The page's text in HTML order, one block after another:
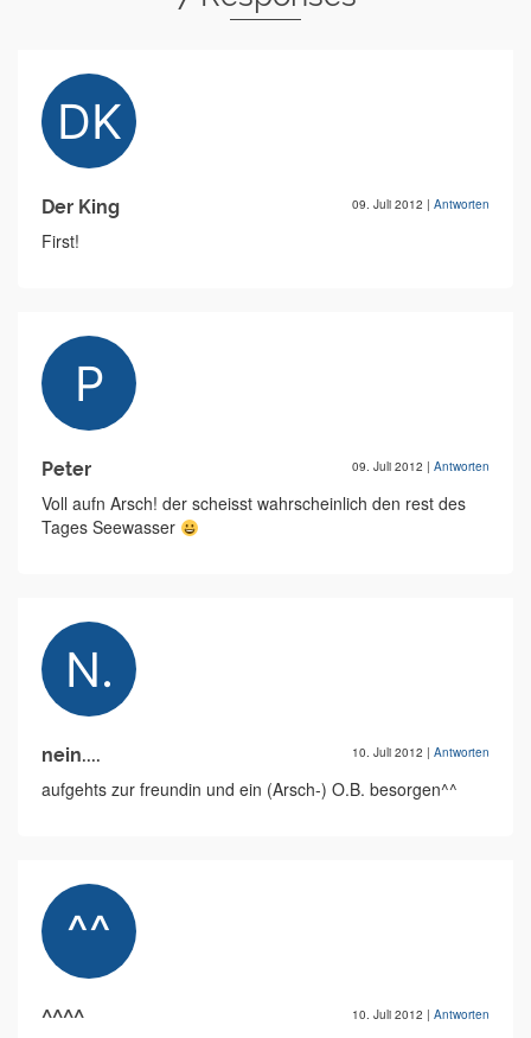
Der King 09. Juli 2012 | Antworten
First!
Peter 09. Juli 2012 | Antworten
Voll aufn Arsch! der scheisst wahrscheinlich den rest des
Tages Seewasser
nein.... 10. Juli 2012 | Antworten
aufgehts zur freundin und ein (Arsch-) O.B. besorgen^^
^^^^ 10. Juli 2012 | Antworten